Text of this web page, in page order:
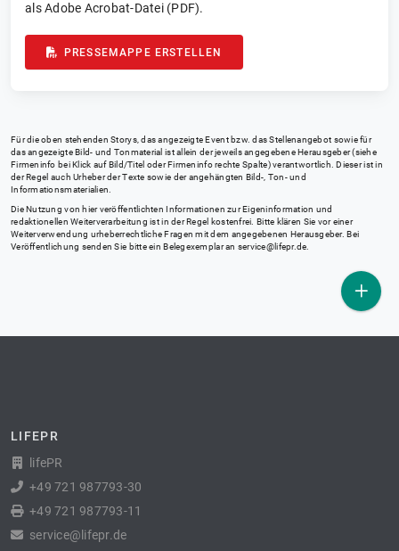
als Adobe Acrobat-Datei (PDF).
PRESSEMAPPE ERSTELLEN
Für die oben stehenden Storys, das angezeigte Event bzw. das Stellenangebot sowie für
das angezeigte Bild- und Tonmaterial ist allein der jeweils angegebene Herausgeber (siehe
Firmeninfo bei Klick auf Bild/Titel oder Firmeninfo rechte Spalte) verantwortlich. Dieser ist in
der Regel auch Urheber der Texte sowie der angehängten Bild-, Ton- und
Informationsmaterialien.
Die Nutzung von hier veröffentlichten Informationen zur Eigeninformation und
redaktionellen Weiterverarbeitung ist in der Regel kostenfrei. Bitte klären Sie vor einer
Weiterverwendung urheberrechtliche Fragen mit dem angegebenen Herausgeber. Bei
Veröffentlichung senden Sie bitte ein Belegexemplar an service@lifepr.de
LIFEPR
lifePR
+49 721 987793-30
+49 721 987793-11
service@lifepr.de